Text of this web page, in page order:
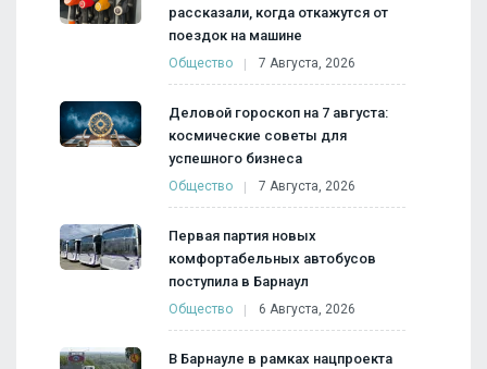
рассказали, когда откажутся от
поездок на машине
Общество 7 Августа, 2026
Деловой гороскоп на 7 августа:
космические советы для
успешного бизнеса
Общество 7 Августа, 2026
Первая партия новых
комфортабельных автобусов
поступила в Барнаул
Общество 6 Августа, 2026
В Барнауле в рамках нацпроекта